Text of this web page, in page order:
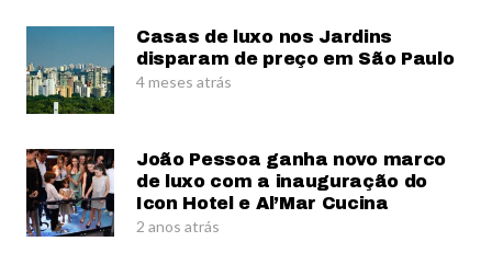
Casas de luxo nos Jardins
disparam de preço em São Paulo
4 meses atrás
João Pessoa ganha novo marco
de luxo com a inauguração do
Icon Hotel e Al’Mar Cucina
2 anos atrás